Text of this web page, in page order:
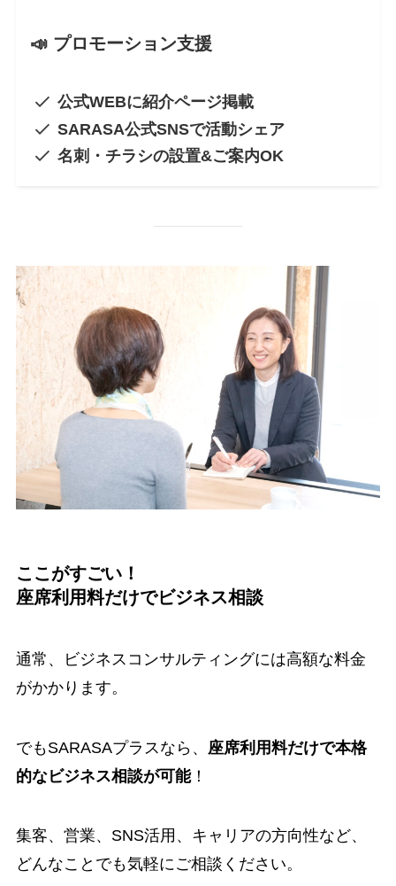
📣 プロモーション支援
公式WEBに紹介ページ掲載
SARASA公式SNSで活動シェア
名刺・チラシの設置&ご案内OK
ここがすごい！
座席利用料だけでビジネス相談
通常、ビジネスコンサルティングには高額な料金
がかかります。
でもSARASAプラスなら、
座席利用料だけで本格
的なビジネス相談が可能！
集客、営業、SNS活用、キャリアの方向性など、
どんなことでも気軽にご相談ください。